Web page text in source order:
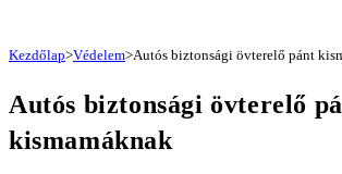
Kezdőlap>Védelem>Autós biztonsági övterelő pánt
Autós biztonsági övterelő
kismamáknak